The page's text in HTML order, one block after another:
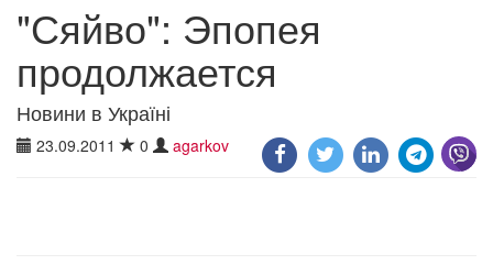
"Сяйво": Эпопея
продолжается
Новини в Україні
23.09.2011 0 agarkov